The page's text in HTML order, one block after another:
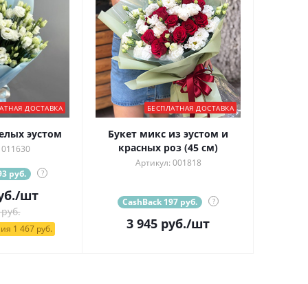
ДОСТАВКА
эустом
руб. ?
/шт
1 467 руб.
БЕСПЛАТНАЯ ДОСТАВКА
Букет микс из эустом и
красных роз (45 см)
Артикул: 001818
CashBack 197 руб. ?
3 945 руб./шт